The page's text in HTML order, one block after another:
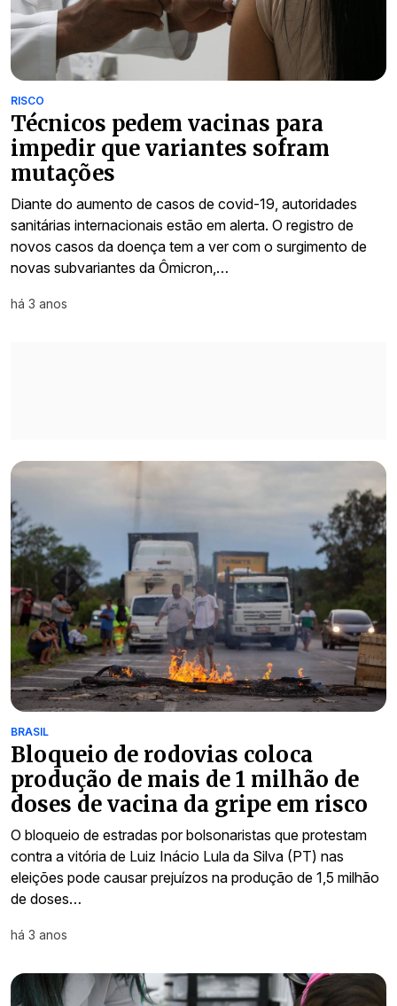
RISCO
Técnicos pedem vacinas para
impedir que variantes sofram
mutações
Diante do aumento de casos de covid-19, autoridades
sanitárias internacionais estão em alerta. O registro de
novos casos da doença tem a ver com o surgimento de
novas subvariantes da Ômicron,…
há 3 anos
BRASIL
Bloqueio de rodovias coloca
produção de mais de 1 milhão de
doses de vacina da gripe em risco
O bloqueio de estradas por bolsonaristas que protestam
contra a vitória de Luiz Inácio Lula da Silva (PT) nas
eleições pode causar prejuízos na produção de 1,5 milhão
de doses…
há 3 anos